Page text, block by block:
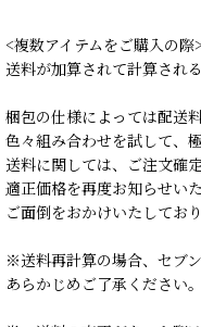
<複数アイテムをご購入の際>
送料が加算されて計算され
梱包の仕様によっては配送
色々組み合わせを試して、
送料に関しては、ご注文確
適正価格を再度お知らせい
ご面倒をおかけいたしてお
※送料再計算の場合、セブ
あらかじめご了承ください。